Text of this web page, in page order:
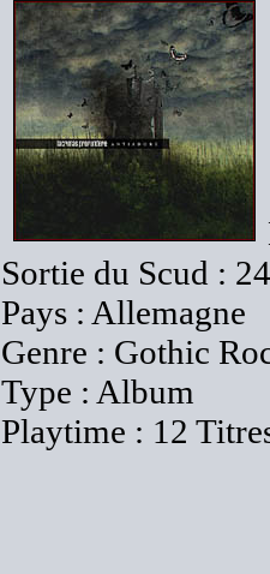
Sortie du Scud :
Pays : Allemagne
Genre : Gothic
Type : Album
Playtime : 12